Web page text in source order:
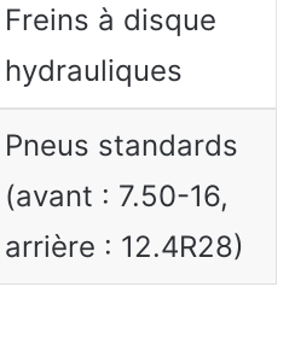
Freins à disque
hydrauliques
Pneus standards
(avant : 7.50-16,
arrière : 12.4R28)